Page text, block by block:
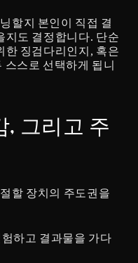
할지 본인이 직접 결
지도 결정합니다. 단순
한 징검다리인지, 혹은
스스로 선택하게 됩니
, 그리고 주
할 장치의 주도권을
하고 결과물을 가다